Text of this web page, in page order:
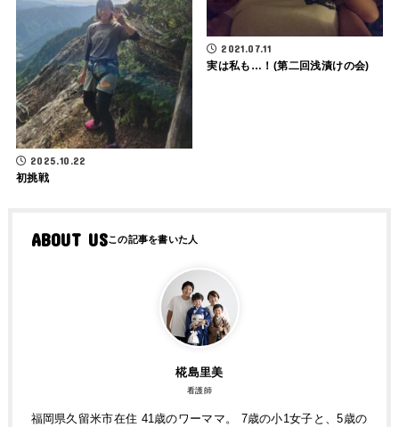
2025.10.22
初挑戦
2021.07.11
実は私も…！(第二回浅漬けの会)
ABOUT US
椛島里美
看護師
福岡県久留米市在住 41歳のワーママ。 7歳の小1女子と、5歳の